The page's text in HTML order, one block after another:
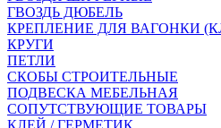
ГВОЗДЬ ДЮБЕЛЬ
КРЕПЛЕНИЕ ДЛЯ ВАГОНКИ
КРУГИ
ПЕТЛИ
СКОБЫ СТРОИТЕЛЬНЫЕ
ПОДВЕСКА МЕБЕЛЬНАЯ
СОПУТСТВУЮЩИЕ ТОВАРЫ
КЛЕЙ / ГЕРМЕТИК